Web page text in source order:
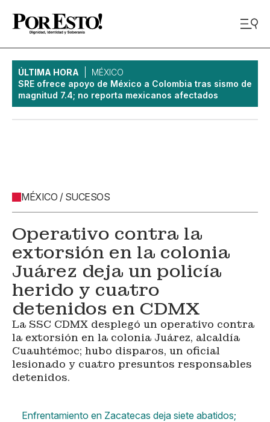
ÚLTIMA HORA
MÉXICO
SRE ofrece apoyo de México a Colombia tras sismo de
magnitud 7.4; no reporta mexicanos afectados
MÉXICO / SUCESOS
Operativo contra la
extorsión en la colonia
Juárez deja un policía
herido y cuatro
detenidos en CDMX
La SSC CDMX desplegó un operativo contra
la extorsión en la colonia Juárez, alcaldía
Cuauhtémoc; hubo disparos, un oficial
lesionado y cuatro presuntos responsables
detenidos.
Enfrentamiento en Zacatecas deja siete abatidos;